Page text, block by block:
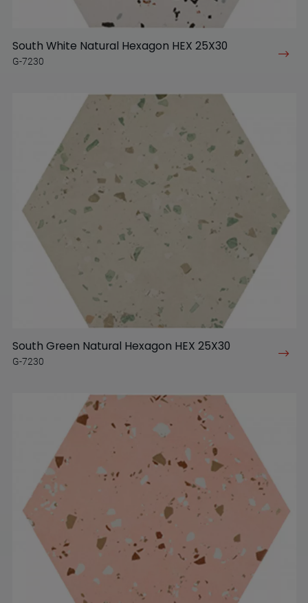
South White Natural Hexagon HEX 25X30
G-7230
South Green Natural Hexagon HEX 25X30
G-7230